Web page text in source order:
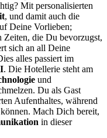
Mit personalisierten
, und damit auch die
Deine Vorlieben;
Zeiten, die Du bevorzugst,
sich an all Deine
alles passiert im
. Die Hotellerie steht am
und
Du als Gast
Aufenthaltes, während
Mach Dich bereit,
in dieser